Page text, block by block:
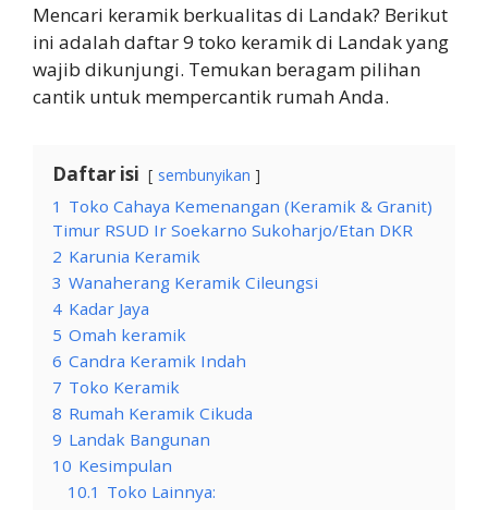
Mencari keramik berkualitas di Landak? Berikut
ini adalah daftar 9 toko keramik di Landak yang
wajib dikunjungi. Temukan beragam pilihan
cantik untuk mempercantik rumah Anda.
Daftar isi sembunyikan
1 Toko Cahaya Kemenangan (Keramik & Granit)
Timur RSUD Ir Soekarno Sukoharjo/Etan DKR
2 Karunia Keramik
3 Wanaherang Keramik Cileungsi
4 Kadar Jaya
5 Omah keramik
6 Candra Keramik Indah
7 Toko Keramik
8 Rumah Keramik Cikuda
9 Landak Bangunan
10 Kesimpulan
10.1 Toko Lainnya: